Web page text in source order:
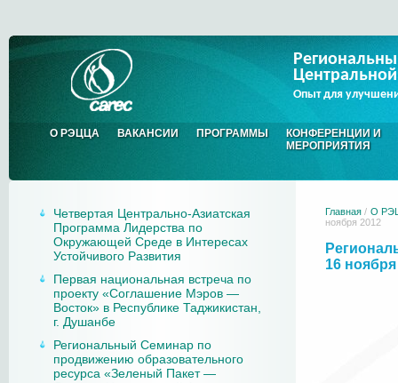
Опыт для
О РЭЦЦА ВАКАНСИИ ПРОГРАММЫ
КОНФЕРЕНЦИИ И
МЕРОПРИЯТИЯ
Четвертая Центрально-Азиатская
Программа Лидерства по
Окружающей Среде в Интересах
Устойчивого Развития
Первая национальная встреча по
проекту «Соглашение Мэров —
Восток» в Республике Таджикистан,
г. Душанбе
Региональный Семинар по
продвижению образовательного
ресурса «Зеленый Пакет —
Главная / О
ноября 2012
16